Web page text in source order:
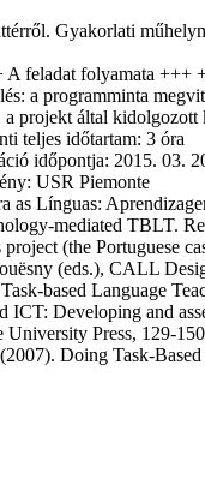
Gyakorlati
feladat folyamata
programminta
által kidolgozott
teljes időtartam: 3 óra
időpontja: 2015. 03.
USR Piemonte
Línguas:
mediated TBLT.
(the
(eds.), CALL
based Language
Developing and
Press, 129-
Doing Task-